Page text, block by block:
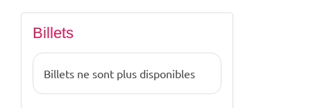
Billets
Billets ne sont plus disponibles